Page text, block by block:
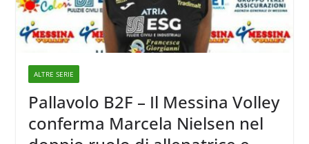
ALTRE SERIE
Pallavolo B2F – Il Messina Volley
conferma Marcela Nielsen nel